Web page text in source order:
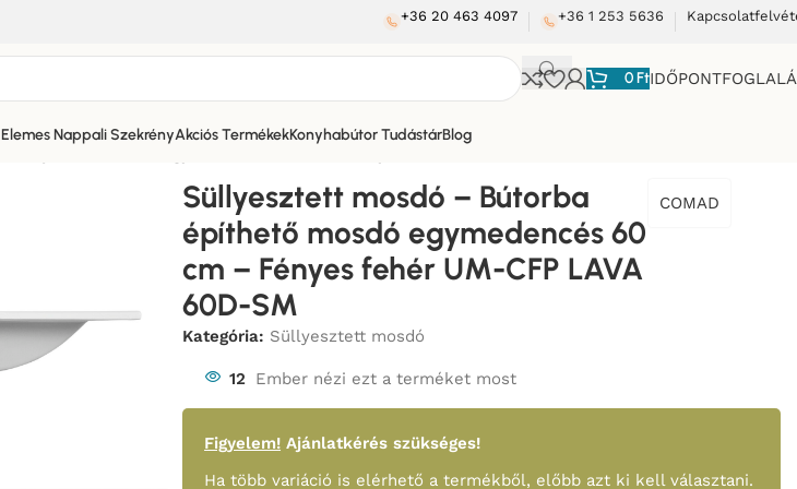
+36 20 463 4097 +36 1 253 5636
0Ft
Elemes Nappali SzekrényAkciós TermékekKonyhabútor TudástárBlog
Süllyesztett mosdó – Bútorba
építhető mosdó egymedencés 60
cm – Fényes fehér UM-CFP LAVA
60D-SM
COMAD
Kategória: Süllyesztett mosdó
12 Ember nézi ezt a terméket most
Figyelem! Ajánlatkérés szükséges!
Ha több variáció is elérhető a termékből, előbb azt ki kell választani.